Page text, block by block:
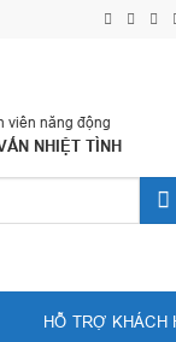
viên năng động
NHIỆT TÌNH
HỖ TRỢ KHÁCH